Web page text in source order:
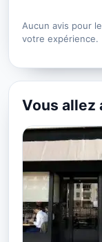
Aucun avis pour
votre expérience.
Vous allez